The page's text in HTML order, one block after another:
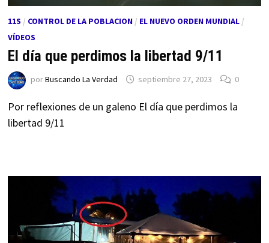
11S / CONTROL DE LA POBLACION/ EL NUEVO ORDEN MUNDIAL/
VÍDEOS
El día que perdimos la libertad 9/11
porBuscando La Verdad septiembre 27, 2023 0
Por reflexiones de un galeno El día que perdimos la
libertad 9/11